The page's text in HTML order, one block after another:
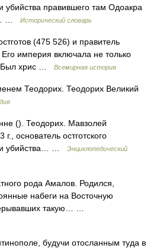
убийства правившего там Одоакра
…
Исторический словарь
(475 526) и правитель
империя включала не только
Был хрис …
Всемирная история
Теодорих. Теодорих Великий
(). Теодорих. Мавзолей
основатель остготского
и убийства… …
Энциклопедический
рода Амалов. Родился,
набеги на Восточную
такую… …
будучи отосланным туда в